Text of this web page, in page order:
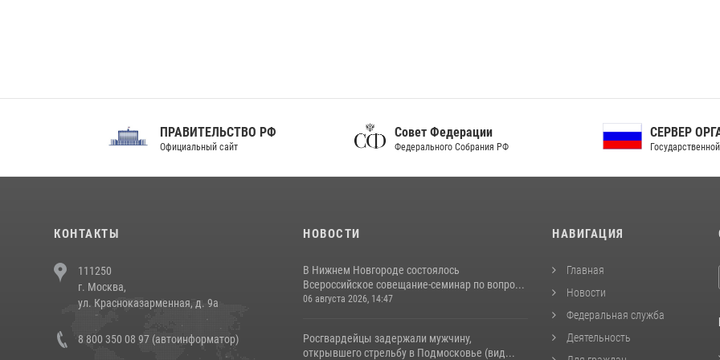
ПРАВИТЕЛЬСТВО РФ
Официальный сайт
Совет Федерации
Федерального Собрания РФ
СЕРВЕР ОРГАНОВ
Государственной власти РФ
КОНТАКТЫ
111250
г. Москва,
ул. Красноказарменная, д. 9а
8 800 350 08 97 (автоинформатор)
НОВОСТИ
В Нижнем Новгороде состоялось
Всероссийское совещание-семинар по вопро...
06 августа 2026, 14:47
Росгвардейцы задержали мужчину,
открывшего стрельбу в Подмосковье (вид...
НАВИГАЦИЯ
Главная
Новости
Федеральная служба
Деятельность